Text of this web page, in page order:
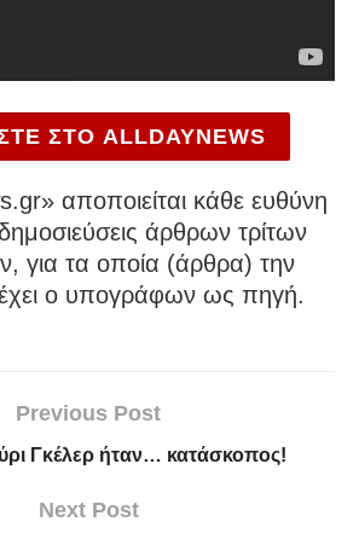
ΣΤΟ ALLDAYNEWS
αποποιείται κάθε ευθύνη
άρθρων τρίτων
για τα οποία (άρθρα) την
ο υπογράφων ως πηγή.
Previous Post
Γκέλερ ήταν… κατάσκοπος!
Next Post